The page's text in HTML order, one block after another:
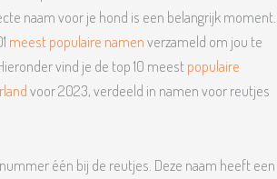
naam voor je hond is een belangrijk moment.
meest populaire namenverzameld om jou te
vind je de top 10 meestpopulaire
voor 2023, verdeeld in namen voor reutjes
één bij de reutjes. Deze naam heeft een